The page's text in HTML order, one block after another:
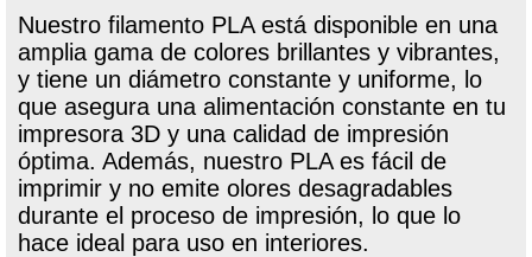
Nuestro filamento PLA está disponible en una
amplia gama de colores brillantes y vibrantes,
y tiene un diámetro constante y uniforme, lo
que asegura una alimentación constante en tu
impresora 3D y una calidad de impresión
óptima. Además, nuestro PLA es fácil de
imprimir y no emite olores desagradables
durante el proceso de impresión, lo que lo
hace ideal para uso en interiores.